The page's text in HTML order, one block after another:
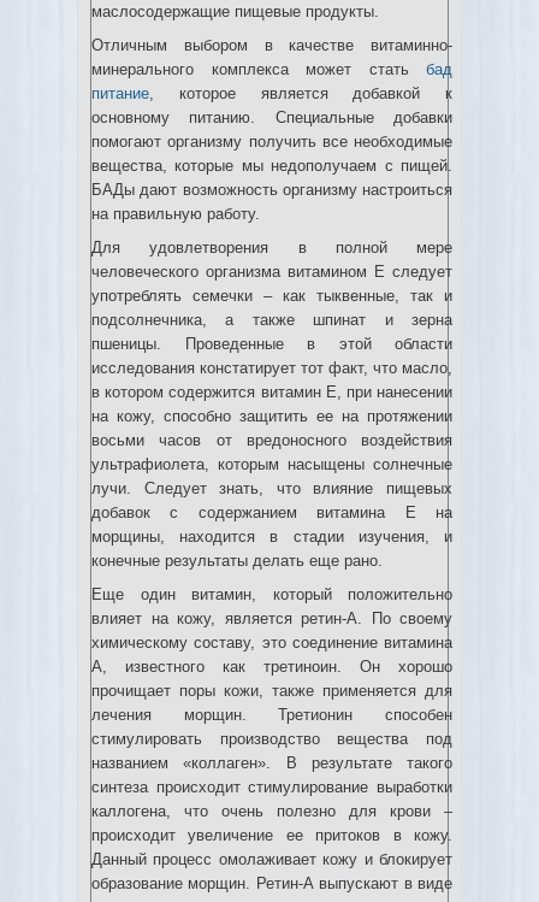
маслосодержащие пищевые продукты.
Отличным выбором в качестве витаминно-
минерального комплекса может стать бад
питание, которое является добавкой к
основному питанию. Специальные добавки
помогают организму получить все необходимые
вещества, которые мы недополучаем с пищей.
БАДы дают возможность организму настроиться
на правильную работу.
Для удовлетворения в полной мере
человеческого организма витамином Е следует
употреблять семечки – как тыквенные, так и
подсолнечника, а также шпинат и зерна
пшеницы. Проведенные в этой области
исследования констатирует тот факт, что масло,
в котором содержится витамин Е, при нанесении
на кожу, способно защитить ее на протяжении
восьми часов от вредоносного воздействия
ультрафиолета, которым насыщены солнечные
лучи. Следует знать, что влияние пищевых
добавок с содержанием витамина Е на
морщины, находится в стадии изучения, и
конечные результаты делать еще рано.
Еще один витамин, который положительно
влияет на кожу, является ретин-А. По своему
химическому составу, это соединение витамина
А, известного как третиноин. Он хорошо
прочищает поры кожи, также применяется для
лечения морщин. Третионин способен
стимулировать производство вещества под
названием «коллаген». В результате такого
синтеза происходит стимулирование выработки
каллогена, что очень полезно для крови –
происходит увеличение ее притоков в кожу.
Данный процесс омолаживает кожу и блокирует
образование морщин. Ретин-А выпускают в виде